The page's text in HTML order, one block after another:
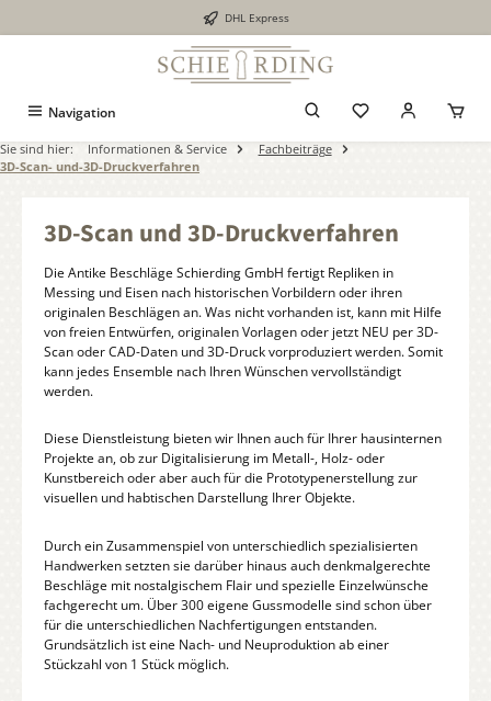
DHL Express
Navigation
Sie sind hier: Informationen & Service
Fachbeiträge
3D-Scan- und-3D-Druckverfahren
3D-Scan und 3D-Druckverfahren
Die Antike Beschläge Schierding GmbH fertigt Repliken in
Messing und Eisen nach historischen Vorbildern oder ihren
originalen Beschlägen an. Was nicht vorhanden ist, kann mit Hilfe
von freien Entwürfen, originalen Vorlagen oder jetzt NEU per 3D-
Scan oder CAD-Daten und 3D-Druck vorproduziert werden. Somit
kann jedes Ensemble nach Ihren Wünschen vervollständigt
werden.
Diese Dienstleistung bieten wir Ihnen auch für Ihrer hausinternen
Projekte an, ob zur Digitalisierung im Metall-, Holz- oder
Kunstbereich oder aber auch für die Prototypenerstellung zur
visuellen und habtischen Darstellung Ihrer Objekte.
Durch ein Zusammenspiel von unterschiedlich spezialisierten
Handwerken setzten sie darüber hinaus auch denkmalgerechte
Beschläge mit nostalgischem Flair und spezielle Einzelwünsche
fachgerecht um. Über 300 eigene Gussmodelle sind schon über
für die unterschiedlichen Nachfertigungen entstanden.
Grundsätzlich ist eine Nach- und Neuproduktion ab einer
Stückzahl von 1 Stück möglich.